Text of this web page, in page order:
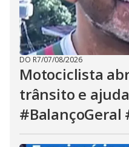
DO R7/07/08/2026
Motociclista
trânsito e
#BalançoGeral